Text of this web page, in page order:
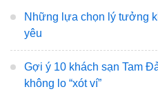
Những lựa chọn lý tưởng
yêu
Gợi ý 10 khách sạn Tam
không lo “xót ví”